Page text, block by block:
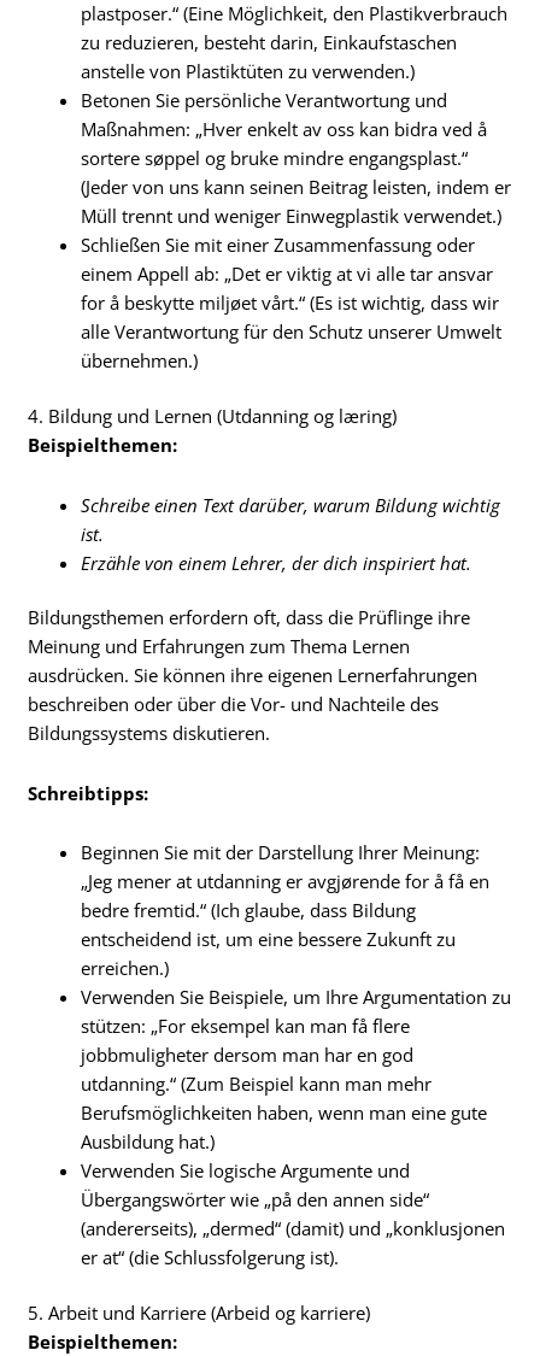
plastposer.“ (Eine Möglichkeit, den Plastikverbrauch
zu reduzieren, besteht darin, Einkaufstaschen
anstelle von Plastiktüten zu verwenden.)
Betonen Sie persönliche Verantwortung und
Maßnahmen: „Hver enkelt av oss kan bidra ved å
sortere søppel og bruke mindre engangsplast.“
(Jeder von uns kann seinen Beitrag leisten, indem er
Müll trennt und weniger Einwegplastik verwendet.)
Schließen Sie mit einer Zusammenfassung oder
einem Appell ab: „Det er viktig at vi alle tar ansvar
for å beskytte miljøet vårt.“ (Es ist wichtig, dass wir
alle Verantwortung für den Schutz unserer Umwelt
übernehmen.)
4. Bildung und Lernen (Utdanning og læring)
Beispielthemen:
Schreibe einen Text darüber, warum Bildung wichtig
ist.
Erzähle von einem Lehrer, der dich inspiriert hat.
Bildungsthemen erfordern oft, dass die Prüflinge ihre
Meinung und Erfahrungen zum Thema Lernen
ausdrücken. Sie können ihre eigenen Lernerfahrungen
beschreiben oder über die Vor- und Nachteile des
Bildungssystems diskutieren.
Schreibtipps:
Beginnen Sie mit der Darstellung Ihrer Meinung:
„Jeg mener at utdanning er avgjørende for å få en
bedre fremtid.“ (Ich glaube, dass Bildung
entscheidend ist, um eine bessere Zukunft zu
erreichen.)
Verwenden Sie Beispiele, um Ihre Argumentation zu
stützen: „For eksempel kan man få flere
jobbmuligheter dersom man har en god
utdanning.“ (Zum Beispiel kann man mehr
Berufsmöglichkeiten haben, wenn man eine gute
Ausbildung hat.)
Verwenden Sie logische Argumente und
Übergangswörter wie „på den annen side“
(andererseits), „dermed“ (damit) und „konklusjonen
er at“ (die Schlussfolgerung ist).
5. Arbeit und Karriere (Arbeid og karriere)
Beispielthemen: